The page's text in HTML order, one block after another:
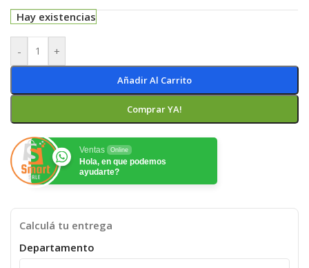
Hay existencias
- +
Añadir Al Carrito
Comprar YA!
Ventas Online
Hola, en que podemos
ayudarte?
Calculá tu entrega
Departamento